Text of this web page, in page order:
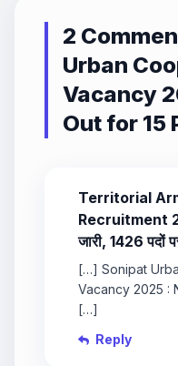
2
Urban
Vacancy
Out for 15
Territorial
Recruitment
जारी, 1426 पदों
[…] Sonipat
Vacancy 2025 :
[…]
Reply